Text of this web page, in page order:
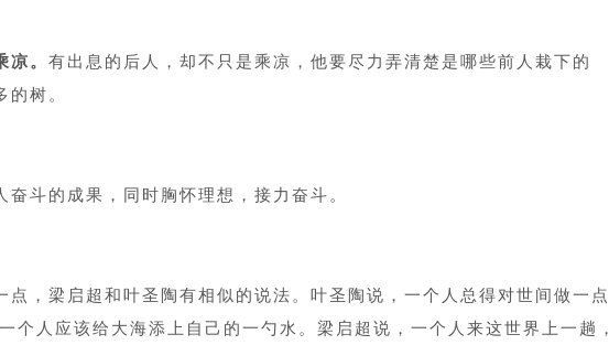
凉。 有出息的后人，却不只是乘凉，他要尽力弄清楚是哪些前人栽下的
的树。
斗的成果，同时胸怀理想，接力奋斗。
点，梁启超和叶圣陶有相似的说法。叶圣陶说，一个人总得对世间做一点
个人应该给大海添上自己的一勺水。梁启超说，一个人来这世界上一趟，